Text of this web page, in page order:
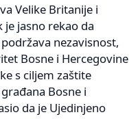
Velike Britanije i
je jasno rekao da
nezavisnost,
Bosne i Hercegovine
s ciljem zaštite
Bosne i
da je Ujedinjeno